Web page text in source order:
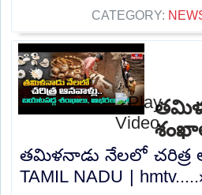
CATEGORY:
తమిళనాడు నేలలో చరిత్ర
TAMIL NADU |